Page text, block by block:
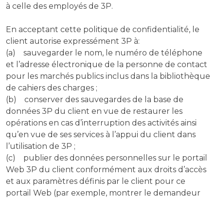
à celle des employés de 3P.
En acceptant cette politique de confidentialité, le
client autorise expressément 3P à:
(a) sauvegarder le nom, le numéro de téléphone
et l’adresse électronique de la personne de contact
pour les marchés publics inclus dans la bibliothèque
de cahiers des charges ;
(b) conserver des sauvegardes de la base de
données 3P du client en vue de restaurer les
opérations en cas d’interruption des activités ainsi
qu’en vue de ses services à l’appui du client dans
l’utilisation de 3P ;
(c) publier des données personnelles sur le portail
Web 3P du client conformément aux droits d’accès
et aux paramètres définis par le client pour ce
portail Web (par exemple, montrer le demandeur